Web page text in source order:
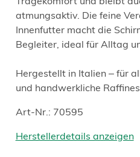
atmungsaktiv. Die feine
Innenfutter macht die
Begleiter, ideal für Alltag
Hergestellt in Italien – für
und handwerkliche
Art-Nr.: 70595
Herstellerdetails anzeigen